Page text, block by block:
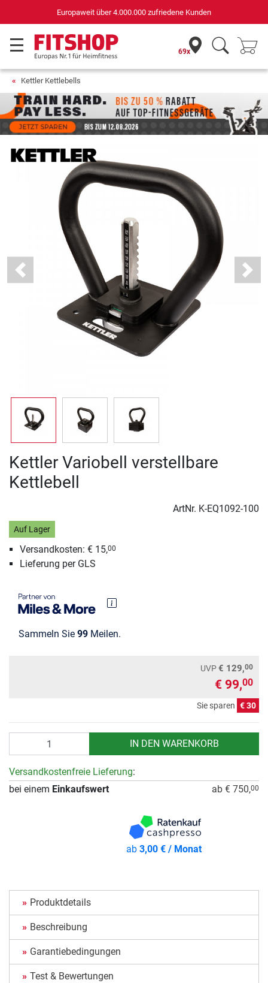
Europaweit über 4.000.000 zufriedene Kunden
69x
Kettler Kettlebells
Previous Next
Kettler Variobell verstellbare
Kettlebell
ArtNr. K-EQ1092-100
Auf Lager
Versandkosten: € 15,00
Lieferung per GLS
Sammeln Sie 99 Meilen.
UVP€ 129,00
€ 99,00
Sie sparen € 30
IN DEN WARENKORB
Versandkostenfreie Lieferung:
bei einem Einkaufswert ab € 750,00
ab3,00 € / Monat
Produktdetails
Beschreibung
Garantiebedingungen
Test & Bewertungen